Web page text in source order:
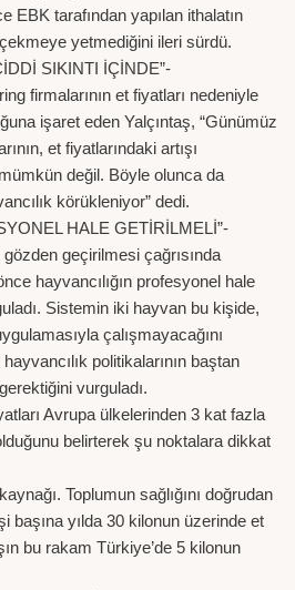
EBK tarafından yapılan ithalatın
yetmediğini ileri sürdü.
SIKINTI İÇİNDE”-
firmalarının et fiyatları nedeniyle
işaret eden Yalçıntaş, “Günümüz
et fiyatlarındaki artışı
değil. Böyle olunca da
körükleniyor” dedi.
HALE GETİRİLMELİ”-
gözden geçirilmesi çağrısında
hayvancılığın profesyonel hale
Sistemin iki hayvan bu kişide,
çalışmayacağını
politikalarının baştan
vurguladı.
Avrupa ülkelerinden 3 kat fazla
belirterek şu noktalara dikkat
Toplumun sağlığını doğrudan
başına yılda 30 kilonun üzerinde et
bu rakam Türkiye’de 5 kilonun